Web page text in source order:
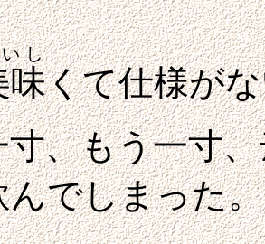
味
し
くて仕様が
、もう一寸、
んでしまった。